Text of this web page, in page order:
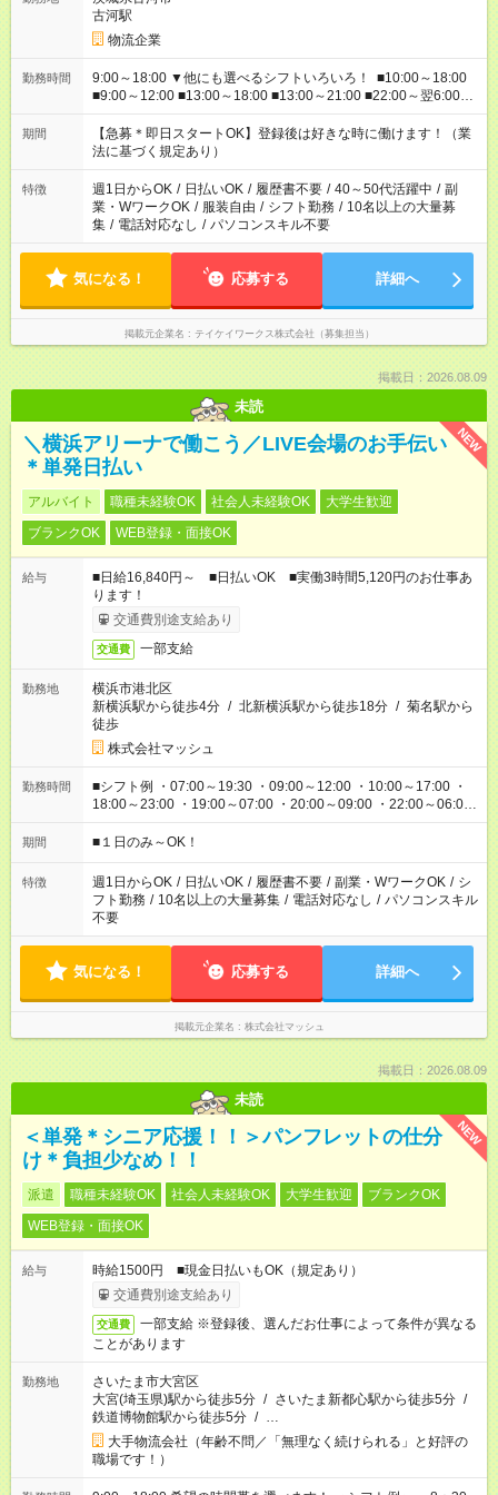
古河駅
物流企業
勤務時間
9:00～18:00 ▼他にも選べるシフトいろいろ！ ■10:00～18:00
■9:00～12:00 ■13:00～18:00 ■13:00～21:00 ■22:00～翌6:00
など あなたの希望を教えてください！
期間
【急募＊即日スタートOK】登録後は好きな時に働けます！（業
法に基づく規定あり）
特徴 週1日からOK / 日払いOK / 履歴書不要 / 40～50代活躍中 / 副
業・WワークOK / 服装自由 / シフト勤務 / 10名以上の大量募
集 / 電話対応なし / パソコンスキル不要
気になる！ 応募する 詳細へ
掲載元企業名 テイケイワークス株式会社（募集担当）
掲載日：2026.08.09
未読
NEW
＼横浜アリーナで働こう／LIVE会場のお手伝い
＊単発日払い
アルバイト 職種未経験OK 社会人未経験OK
大学生歓迎
ブランクOK
WEB登録・面接OK
給与
■日給16,840円～ ■日払いOK ■実働3時間5,120円のお仕事あ
ります！
交通費別途支給あり
交通費 一部支給
勤務地
横浜市港北区
新横浜駅から徒歩4分 / 北新横浜駅から徒歩18分 / 菊名駅から
徒歩
株式会社マッシュ
勤務時間
■シフト例 ・07:00～19:30 ・09:00～12:00 ・10:00～17:00 ・
18:00～23:00 ・19:00～07:00 ・20:00～09:00 ・22:00～06:00
etc ★最短で3時間で5,120円のお仕事から 15時間で2万円近く稼
げるお仕事も！ ご希望のお時間に合わせてご紹介！ ※シフトは
ください！
期間 ■１日のみ～OK！
特徴 週1日からOK / 日払いOK / 履歴書不要 / 副業・WワークOK / シ
フト勤務 / 10名以上の大量募集 / 電話対応なし / パソコンスキル
不要
気になる！ 応募する 詳細へ
掲載元企業名 株式会社マッシュ
掲載日：2026.08.09
未読
NEW
＜単発＊シニア応援！！＞パンフレットの仕分
け＊負担少なめ！！
派遣 職種未経験OK 社会人未経験OK 大学生歓迎
ブランクOK
WEB登録・面接OK
給与
時給1500円 ■現金日払いもOK（規定あり）
交通費別途支給あり
交通費
一部支給 ※登録後、選んだお仕事によって条件が異なる
ことがあります
勤務地
さいたま市大宮区
大宮(埼玉県)駅から徒歩5分 / さいたま新都心駅から徒歩5分 /
鉄道博物館駅から徒歩5分 / …
大手物流会社（年齢不問／「無理なく続けられる」と好評の
職場です！）